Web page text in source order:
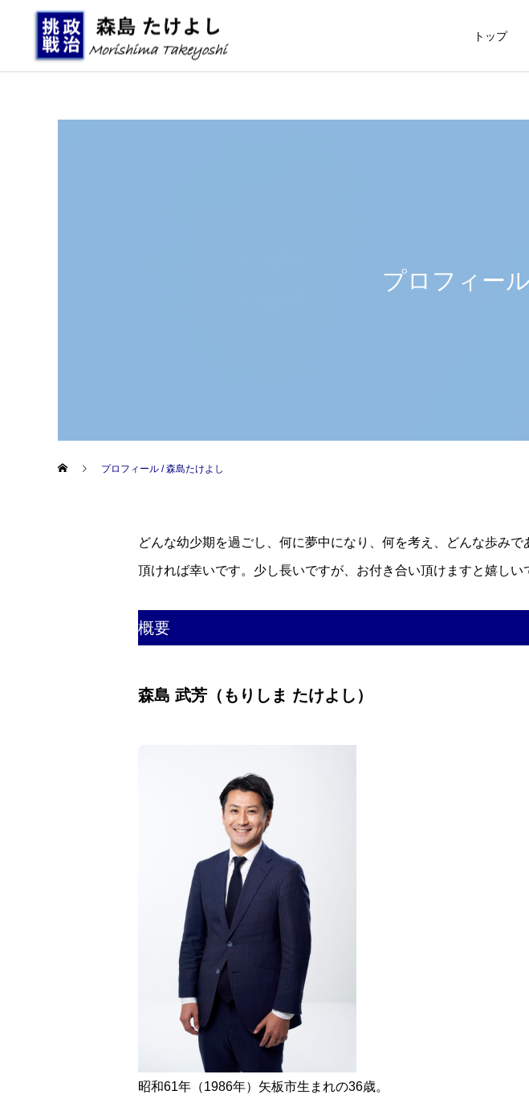
トップ
プロフィー
プロフィール / 森島たけよし
どんな幼少期を過ごし、何に夢中になり、何を考え、どんな歩み
頂ければ幸いです。少し長いですが、お付き合い頂けますと嬉しい
概要
森島 武芳（もりしま たけよし）
昭和61年（1986年）矢板市生まれの36歳。